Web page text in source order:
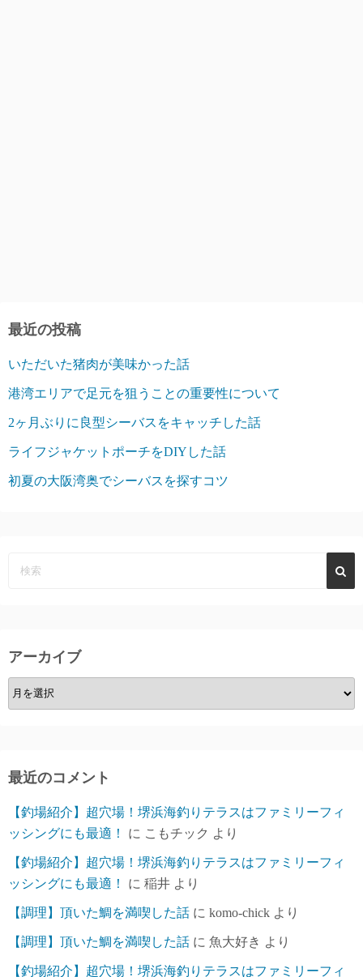
最近の投稿
いただいた猪肉が美味かった話
港湾エリアで足元を狙うことの重要性について
2ヶ月ぶりに良型シーバスをキャッチした話
ライフジャケットポーチをDIYした話
初夏の大阪湾奥でシーバスを探すコツ
アーカイブ
ア
ー
ブ
最近のコメント
【釣場紹介】超穴場！堺浜海釣りテラスはファミリーフィ
ッシングにも最適！
に こもチック より
【釣場紹介】超穴場！堺浜海釣りテラスはファミリーフィ
ッシングにも最適！
に 稲井 より
【調理】頂いた鯛を満喫した話 に komo-chick より
【調理】頂いた鯛を満喫した話 に 魚大好き より
【釣場紹介】超穴場！堺浜海釣りテラスはファミリーフィ